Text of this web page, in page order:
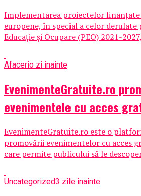
Implementarea proiectelor
europene, în special a celor
Educație și Ocupare (PEO) 2021-
Afacerio zi inainte
EvenimenteGratuite.ro
evenimentele cu acces
EvenimenteGratuite.ro este o
promovării evenimentelor cu acces
care permite publicului să le
Uncategorized3 zile inainte